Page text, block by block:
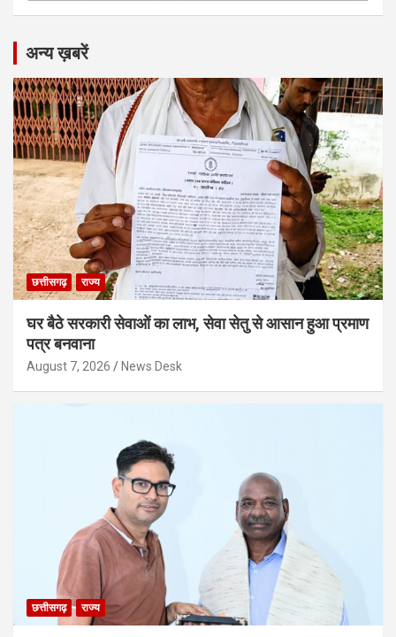
अन्य ख़बरें
छत्तीसगढ़ राज्य
घर बैठे सरकारी सेवाओं का लाभ, सेवा सेतु से आसान हुआ प्रमाण
पत्र बनवाना
August 7, 2026 News Desk
छत्तीसगढ़ राज्य